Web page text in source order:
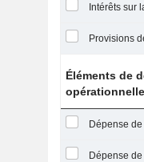
Intérêts sur
Provisions
Éléments de
Dépense
Dépense